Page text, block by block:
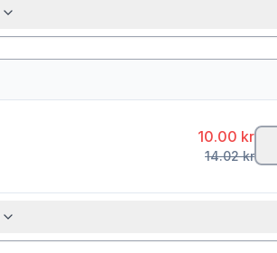
10.00 kr
14.02kr